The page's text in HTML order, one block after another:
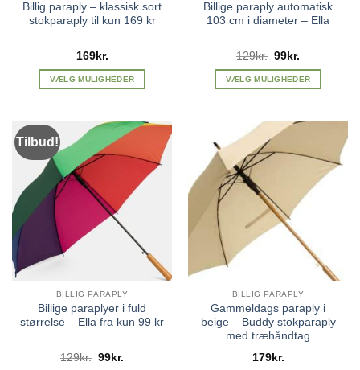
Billig paraply – klassisk sort
stokparaply til kun 169 kr
169kr.
VÆLG MULIGHEDER
har
flere
varianter.
Mulighederne
kan
vælges
på
varesiden
Billige paraply automatisk
103 cm i diameter – Ella
129kr. Den
pris
var:
99 kr.
pris
er:
VÆLG MULIGHEDER
har
flere
Mulighederne
kan
vælges
på
varesiden
Tilbud!
BILLIG PARAPLY
Billige paraplyer i fuld
størrelse – Ella fra kun 99 kr
129kr. Den
99kr.
BILLIG PARAPLY
Gammeldags paraply i
beige – Buddy stokparaply
med træhåndtag
179kr.